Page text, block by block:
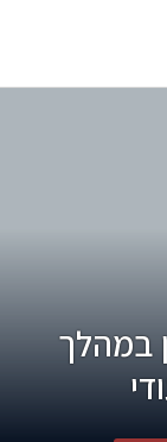
במהלך